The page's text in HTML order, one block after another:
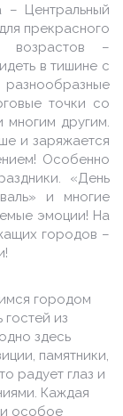
– Центральный
прекрасного
возрастов –
в тишине с
точки со
другим.
и заряжается
Особенно
«День
и многие
эмоции! На
городов –
городом
из
здесь
памятники,
радует глаз и
Каждая
особое